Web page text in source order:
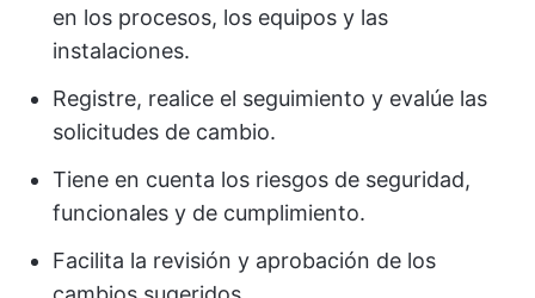
en los procesos, los equipos y las
instalaciones.
Registre, realice el seguimiento y evalúe las
solicitudes de cambio.
Tiene en cuenta los riesgos de seguridad,
funcionales y de cumplimiento.
Facilita la revisión y aprobación de los